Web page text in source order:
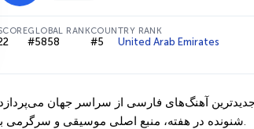
GLOBAL RANK
#5858
COUNTRY RANK
#5 United Arab Emirates
شنونده در هفته، منبع اصلی موسیقی و سرگرمی برای فارسی‌زبانان در امارات می‌باشد.